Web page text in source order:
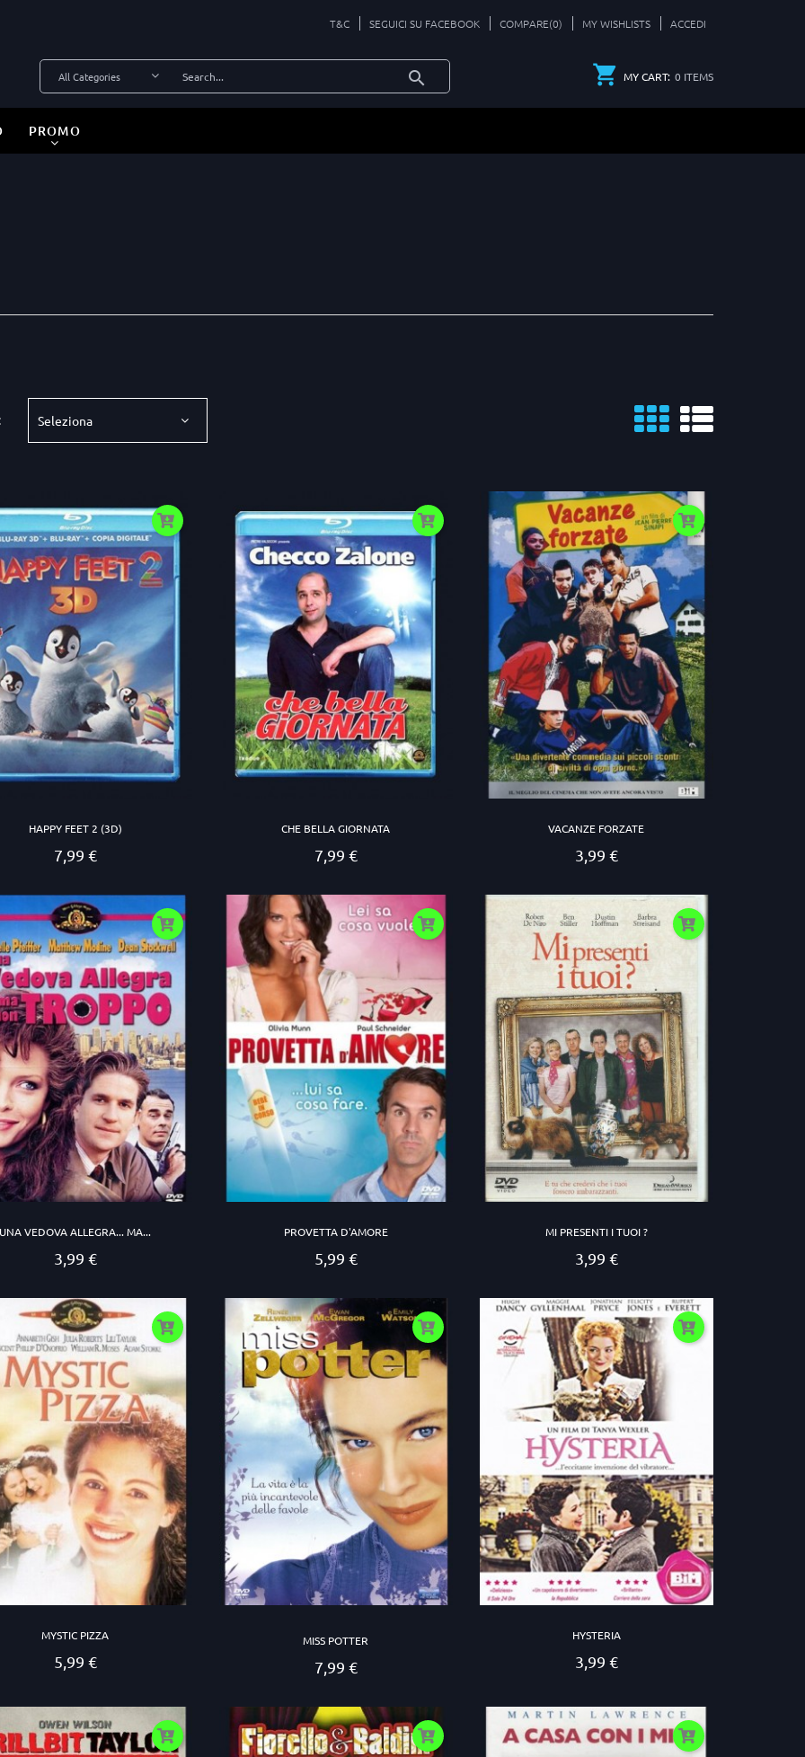
T&C SEGUICI SU FACEBOOK COMPARE(0) MY WISHLISTS ACCEDI
MY CART: 0 ITEMS
PROMO
Seleziona
HAPPY FEET 2 (3D)
Prezzo
7,99 €
CHE BELLA GIORNATA
Prezzo
7,99 €
VACANZE FORZATE
Prezzo
3,99 €
UNA VEDOVA ALLEGRA... MA...
Prezzo
3,99 €
PROVETTA D'AMORE
Prezzo
5,99 €
MI PRESENTI I TUOI ?
Prezzo
3,99 €
MYSTIC PIZZA
Prezzo
5,99 €
MISS POTTER
Prezzo
7,99 €
HYSTERIA
Prezzo
3,99 €